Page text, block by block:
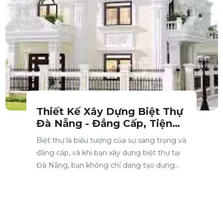
Thiết Kế Xây Dựng Biệt Thự
Đà Nẵng - Đẳng Cấp, Tiện
Nghi, Tối Ưu Công Năng
Biệt thự là biểu tượng của sự sang trọng và
đẳng cấp, và khi bạn xây dựng biệt thự tại
Đà Nẵng, bạn không chỉ đang tạo dựng